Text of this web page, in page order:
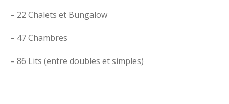
– 22 Chalets et Bungalow
– 47 Chambres
– 86 Lits (entre doubles et simples)